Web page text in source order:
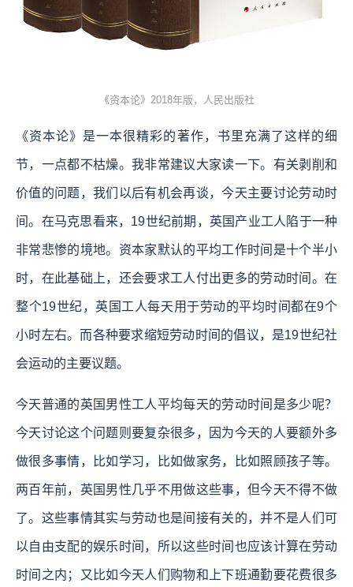
《资本论》2018年版，人民出版社
《资本论》是一本很精彩的著作，书里充满了这样的细
节，一点都不枯燥。我非常建议大家读一下。有关剥削和
价值的问题，我们以后有机会再谈，今天主要讨论劳动时
间。在马克思看来，19世纪前期，英国产业工人陷于一种
非常悲惨的境地。资本家默认的平均工作时间是十个半小
时，在此基础上，还会要求工人付出更多的劳动时间。在
整个19世纪，英国工人每天用于劳动的平均时间都在9个
小时左右。而各种要求缩短劳动时间的倡议，是19世纪社
会运动的主要议题。
今天普通的英国男性工人平均每天的劳动时间是多少呢？
今天讨论这个问题则要复杂很多，因为今天的人要额外多
做很多事情，比如学习，比如做家务，比如照顾孩子等。
两百年前，英国男性几乎不用做这些事，但今天不得不做
了。这些事情其实与劳动也是间接有关的，并不是人们可
以自由支配的娱乐时间，所以这些时间也应该计算在劳动
时间之内；又比如今天人们购物和上下班通勤要花费很多